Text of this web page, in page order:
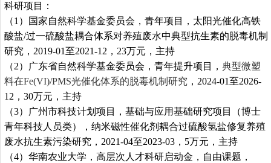
科研项目：
（1）国家自然科学基金委员会，青年项目，太阳光催化高铁
酸盐/过一硫酸盐耦合体系对养殖废水中典型抗生素的脱毒机制
研究， 2019-01至2021-12 ， 23万元，主持
（2）广东省自然科学基金委员会，青年提升项目， 典型微塑
料在Fe(VI)/PMS光催化体系的脱毒机制研究 ， 2024-01至2026-
12 ， 30万元，主持
（3）广州市科技计划项目，基础与应用基础研究项目（博士
青年科技人员类），纳米磁性催化剂耦合过硫酸氢盐修复养殖
废水抗生素污染研究， 2021-04至2023-03 ， 5万元，主持
（4）华南农业大学，高层次人才科研启动金，自由课题，